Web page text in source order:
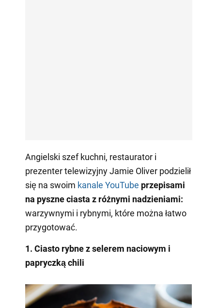
Angielski szef kuchni, restaurator i
prezenter telewizyjny Jamie Oliver podzielił
się na swoim kanale YouTube przepisami
na pyszne ciasta z różnymi nadzieniami:
warzywnymi i rybnymi, które można łatwo
przygotować.
1. Ciasto rybne z selerem naciowym i
papryczką chili